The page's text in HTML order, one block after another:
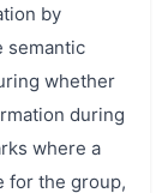
by
semantic
whether
during
where a
for the group,